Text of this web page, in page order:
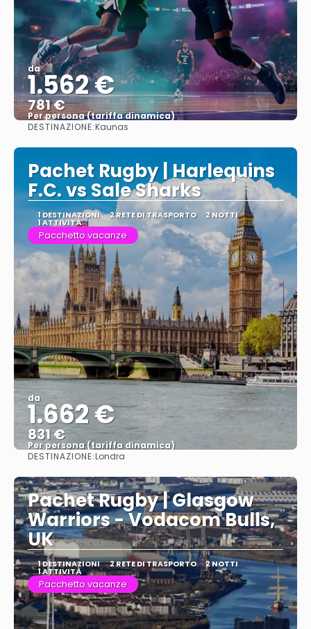
da
1.562 €
781 €
Per persona (tariffa dinamica)
Vedere di più
DESTINAZIONE:Kaunas
Pachet Rugby | Harlequins
F.C. vs Sale Sharks
1 DESTINAZIONI 2 RETE DI TRASPORTO 2 NOTTI
1 ATTIVITÀ
Pacchetto vacanze
da
1.662 €
831 €
Per persona (tariffa dinamica)
Vedere di più
DESTINAZIONE:Londra
Pachet Rugby | Glasgow
Warriors - Vodacom Bulls,
UK
1 DESTINAZIONI 2 RETE DI TRASPORTO 2 NOTTI
1 ATTIVITÀ
Pacchetto vacanze